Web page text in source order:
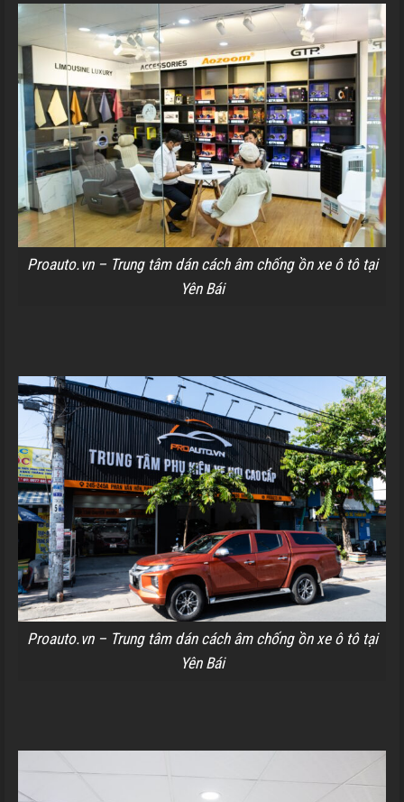
Proauto.vn – Trung tâm dán cách âm chống ồn xe ô tô tại
Yên Bái
Proauto.vn – Trung tâm dán cách âm chống ồn xe ô tô tại
Yên Bái